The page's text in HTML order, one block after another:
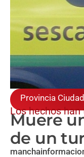
Provincia
Los hechos
Muere
de un